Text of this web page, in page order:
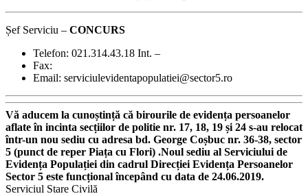
Șef Serviciu – CONCURS
Telefon: 021.314.43.18 Int. –
Fax:
Email: serviciulevidentapopulatiei@sector5.ro
Vă aducem la cunoștință că birourile de evidența persoanelor
aflate în incinta secțiilor de politie nr. 17, 18, 19 și 24 s-au relocat
într-un nou sediu cu adresa bd. George Coșbuc nr. 36-38, sector
5 (punct de reper Piața cu Flori) .Noul sediu al Serviciului de
Evidența Populației din cadrul Direcției Evidența Persoanelor
Sector 5 este funcțional începând cu data de 24.06.2019.
Serviciul Stare Civilă